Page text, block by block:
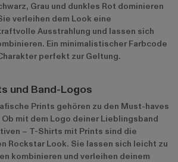
Grau und dunkles Rot dominieren
verleihen dem Look eine
Ausstrahlung und lassen sich
Ein minimalistischer Farbcode
perfekt zur Geltung.
und Band-Logos
Prints gehören zu den Must-haves
mit dem Logo deiner Lieblingsband
– T-Shirts mit Prints sind die
Rockstar Look. Sie lassen sich leicht zu
kombinieren und verleihen deinem